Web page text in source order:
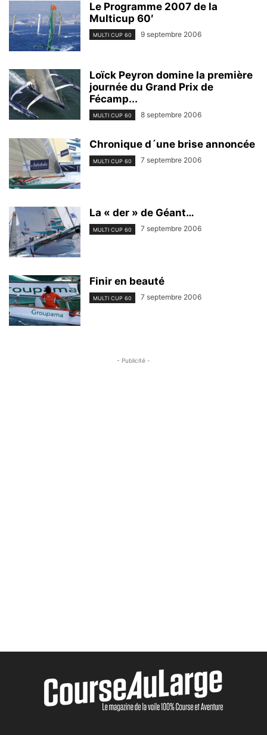
Le Programme 2007 de la
Multicup 60′
MULTI CUP 60 9 septembre 2006
Loïck Peyron domine la première
journée du Grand Prix de
Fécamp...
MULTI CUP 60 8 septembre 2006
Chronique d´une brise annoncée
MULTI CUP 60 7 septembre 2006
La « der » de Géant…
MULTI CUP 60 7 septembre 2006
Finir en beauté
MULTI CUP 60 7 septembre 2006
- Publicité -